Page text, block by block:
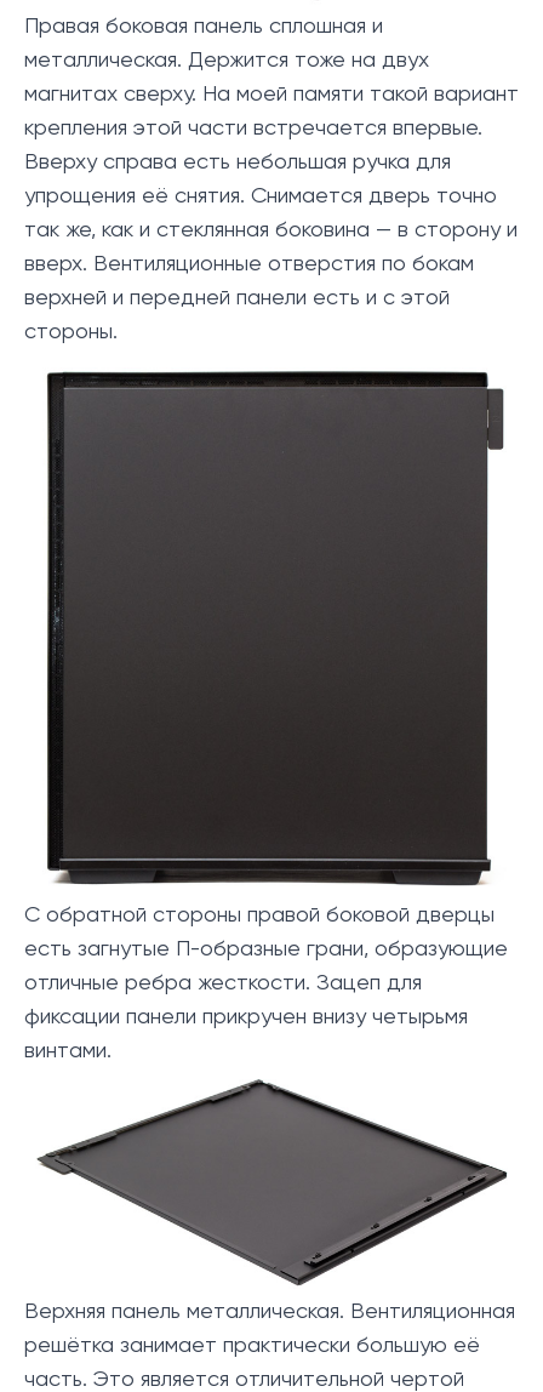
Правая боковая панель сплошная и
металлическая. Держится тоже на двух
магнитах сверху. На моей памяти такой вариант
крепления этой части встречается впервые.
Вверху справа есть небольшая ручка для
упрощения её снятия. Снимается дверь точно
так же, как и стеклянная боковина — в сторону и
вверх. Вентиляционные отверстия по бокам
верхней и передней панели есть и с этой
стороны.
С обратной стороны правой боковой дверцы
есть загнутые П-образные грани, образующие
отличные ребра жесткости. Зацеп для
фиксации панели прикручен внизу четырьмя
винтами.
Верхняя панель металлическая. Вентиляционная
решётка занимает практически большую её
часть. Это является отличительной чертой